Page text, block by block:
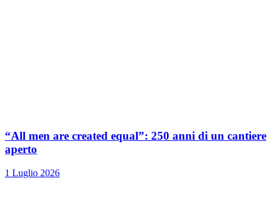
“All men are created equal”: 250 anni di un cantiere
aperto
1 Luglio 2026